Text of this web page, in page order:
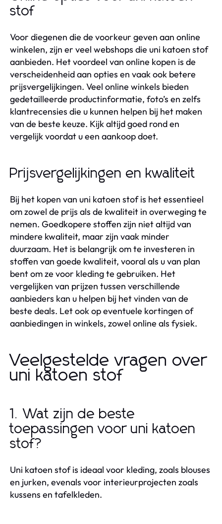
stof
Voor diegenen die de voorkeur geven aan online
winkelen, zijn er veel webshops die uni katoen stof
aanbieden. Het voordeel van online kopen is de
verscheidenheid aan opties en vaak ook betere
prijsvergelijkingen. Veel online winkels bieden
gedetailleerde productinformatie, foto’s en zelfs
klantrecensies die u kunnen helpen bij het maken
van de beste keuze. Kijk altijd goed rond en
vergelijk voordat u een aankoop doet.
Prijsvergelijkingen en kwaliteit
Bij het kopen van uni katoen stof is het essentieel
om zowel de prijs als de kwaliteit in overweging te
nemen. Goedkopere stoffen zijn niet altijd van
mindere kwaliteit, maar zijn vaak minder
duurzaam. Het is belangrijk om te investeren in
stoffen van goede kwaliteit, vooral als u van plan
bent om ze voor kleding te gebruiken. Het
vergelijken van prijzen tussen verschillende
aanbieders kan u helpen bij het vinden van de
beste deals. Let ook op eventuele kortingen of
aanbiedingen in winkels, zowel online als fysiek.
Veelgestelde vragen over
uni katoen stof
1. Wat zijn de beste
toepassingen voor uni katoen
stof?
Uni katoen stof is ideaal voor kleding, zoals blouses
en jurken, evenals voor interieurprojecten zoals
kussens en tafelkleden.